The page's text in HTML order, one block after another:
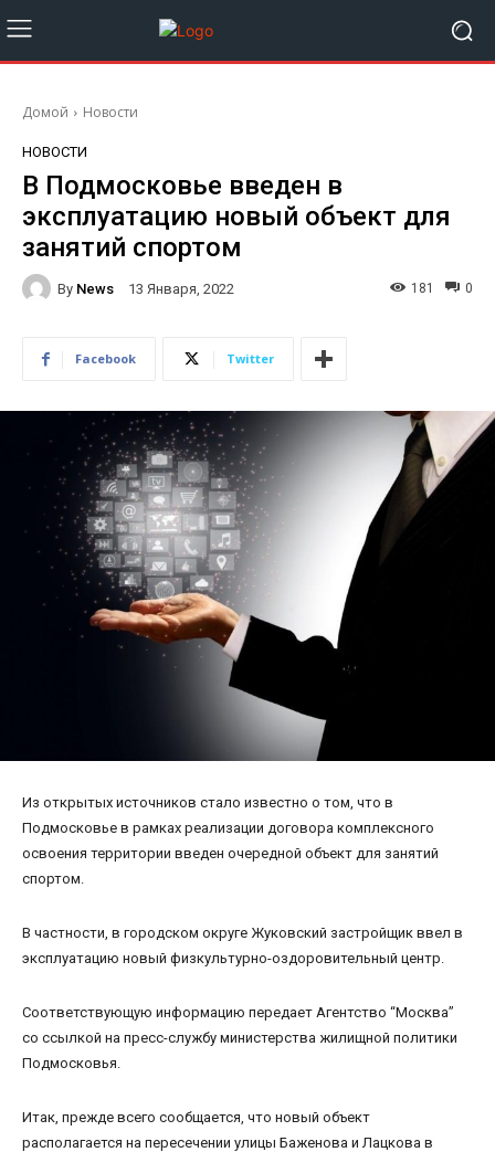
Домой Новости
НОВОСТИ
В Подмосковье введен в
эксплуатацию новый объект для
занятий спортом
By News 13 Января, 2022 0
181
Facebook Twitter
Из открытых источников стало известно о том, что в
Подмосковье в рамках реализации договора комплексного
освоения территории введен очередной объект для занятий
спортом.
В частности, в городском округе Жуковский застройщик ввел в
эксплуатацию новый физкультурно-оздоровительный центр.
Соответствующую информацию передает Агентство “Москва”
со ссылкой на пресс-службу министерства жилищной политики
Подмосковья.
Итак, прежде всего сообщается, что новый объект
располагается на пересечении улицы Баженова и Лацкова в